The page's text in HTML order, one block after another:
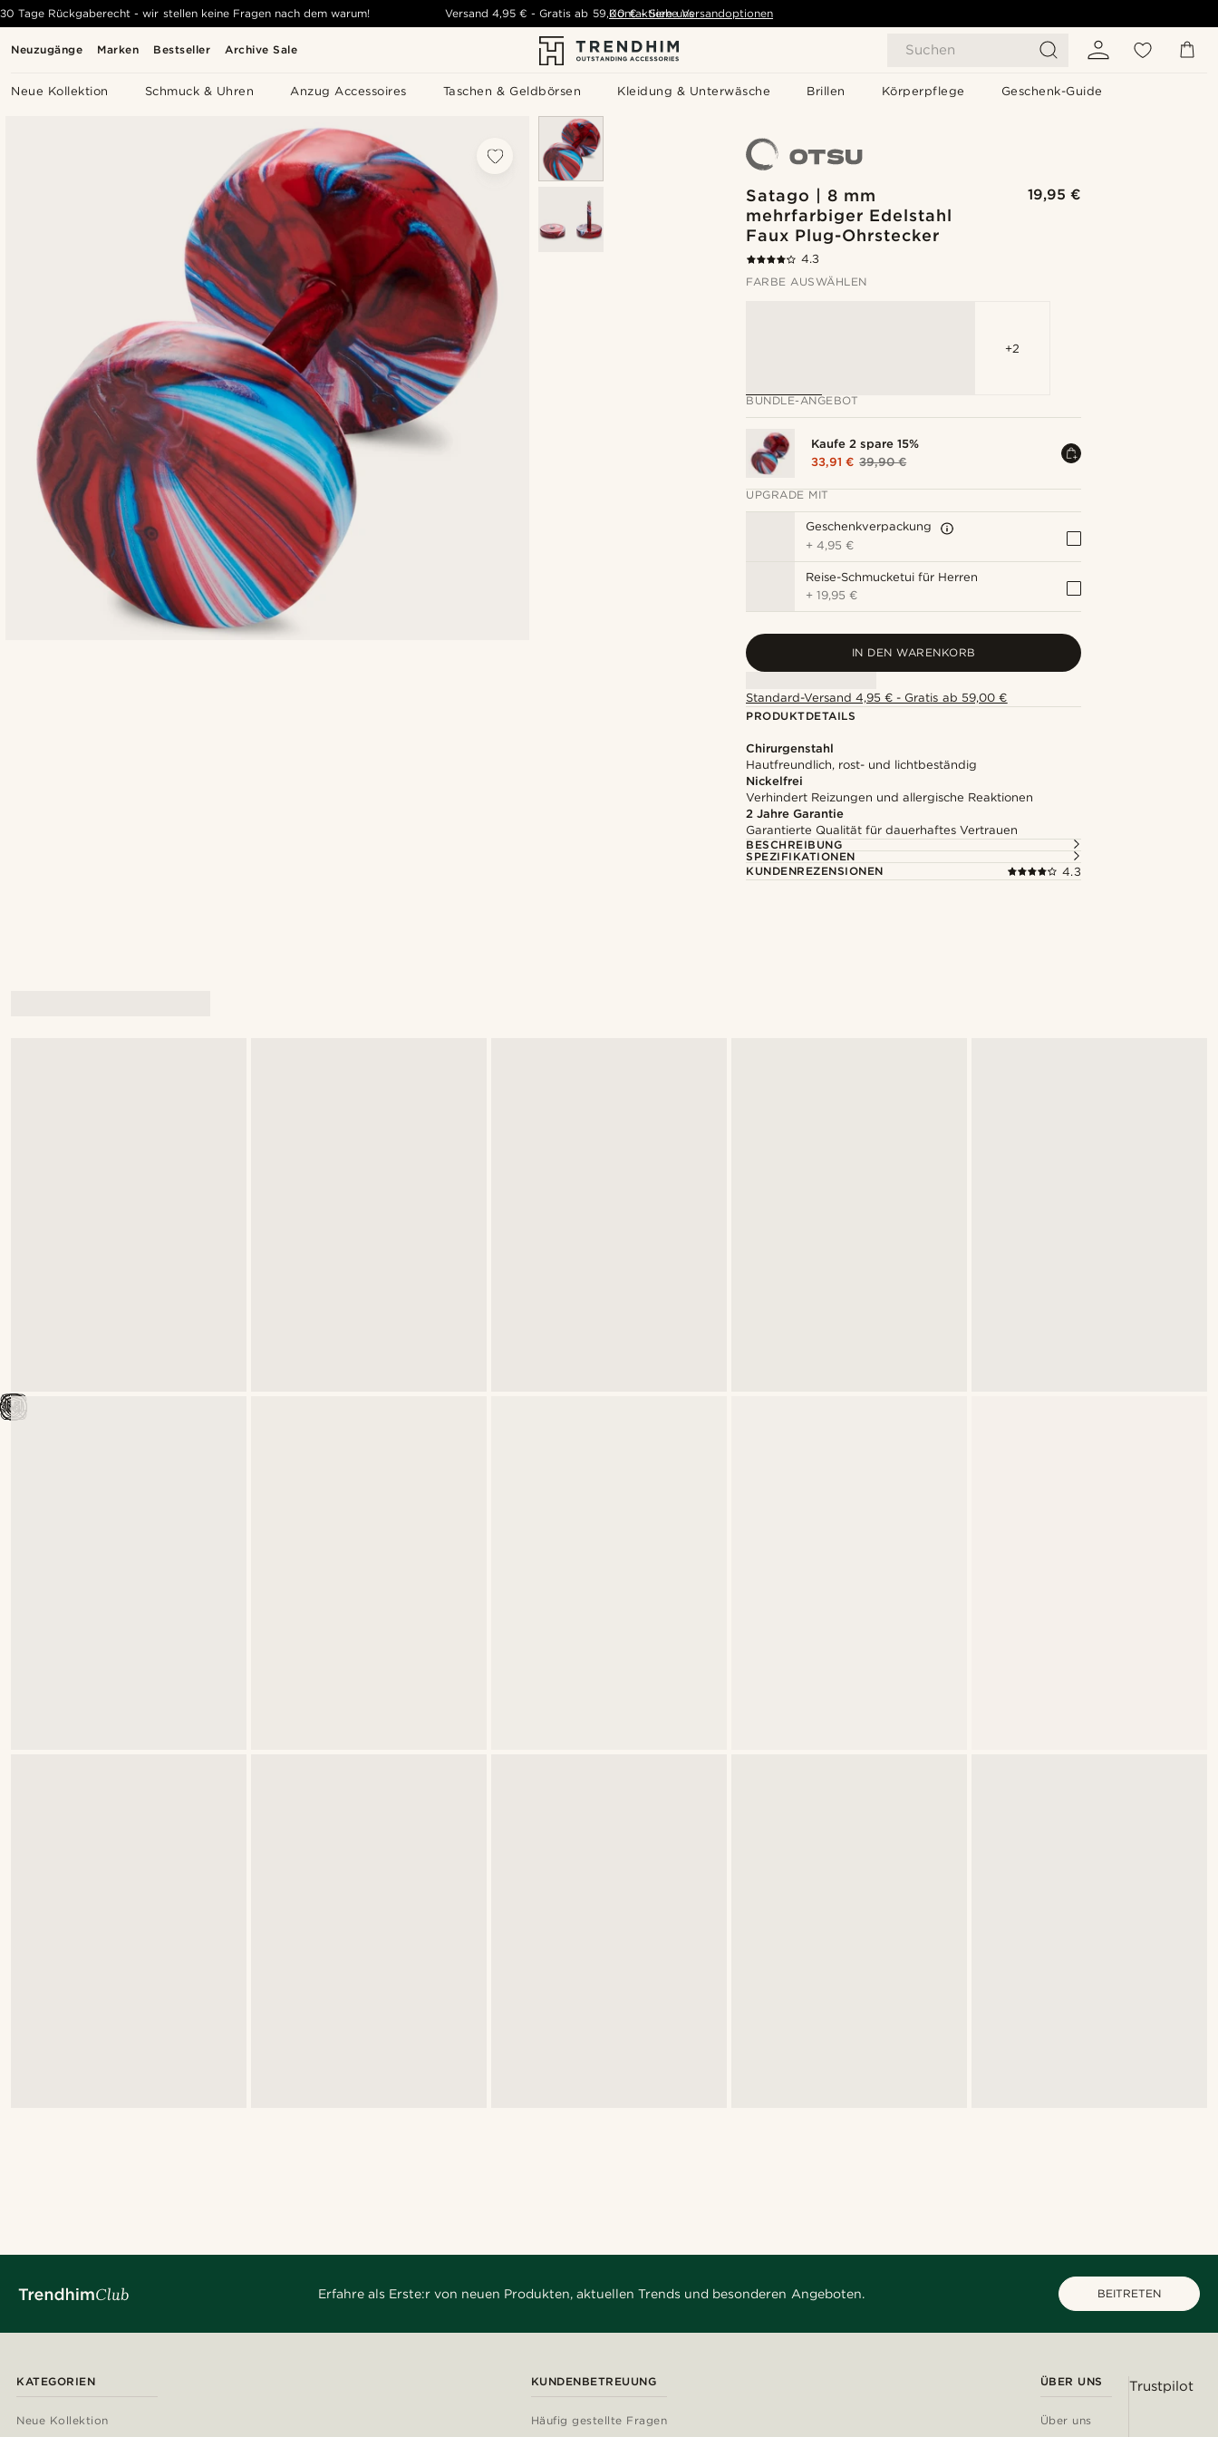
Neuzugänge Marken Bestseller Archive Sale Suchen
Neue Kollektion Schmuck & Uhren Anzug Accessoires Taschen & Geldbörsen Kleidung & Unterwäsche Brillen Körperpflege Geschenk-Guide
30 Tage Rückgaberecht - wir stellen keine Fragen nach dem warum! Versand 4,95 € -Gratis ab 59,00 € - Siehe Versandoptionen
Kontaktiere uns
Satago | 8 mm
mehrfarbiger Edelstahl
Faux Plug-Ohrstecker
19,95 €
4.3
FARBE AUSWÄHLEN
+2
BUNDLE-ANGEBOT
Kaufe 2 spare 15%
33,91 € 39,90 €
UPGRADE MIT
Geschenkverpackung
+4,95 €
Reise-Schmucketui für Herren
+19,95 €
IN DEN WARENKORB
Standard-Versand 4,95 € - Gratis ab 59,00 €
PRODUKTDETAILS
Chirurgenstahl
Hautfreundlich, rost- und lichtbeständig
Nickelfrei
Verhindert Reizungen und allergische Reaktionen
2 Jahre Garantie
Garantierte Qualität für dauerhaftes Vertrauen
BESCHREIBUNG
SPEZIFIKATIONEN
KUNDENREZENSIONEN
4.3
Erfahre als Erste:r von neuen Produkten, aktuellen Trends und besonderen Angeboten. BEITRETEN
KATEGORIEN
Neue Kollektion
KUNDENBETREUUNG
Häufig gestellte Fragen
ÜBER UNS
Über uns
Trustpilot